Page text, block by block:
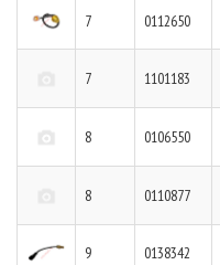
7 0112650
7 1101183
8 0106550
8 0110877
9 0138342